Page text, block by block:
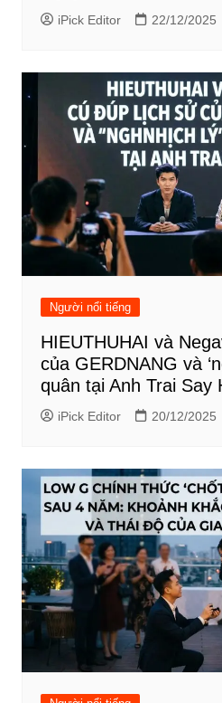
iPick Editor 22/12/2025
Người nổi tiếng
HIEUTHUHAI và
của GERDNANG và
quân tại Anh Trai Say
iPick Editor 20/12/2025